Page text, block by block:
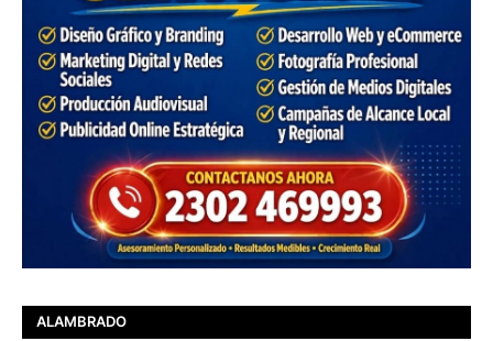
ALAMBRADO